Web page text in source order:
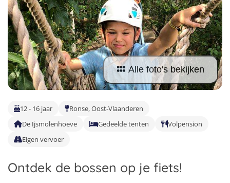
Kanokampen
Boerderijkampen
Computerkampen
Musicalkampen
Natuurkampen
Ponykampen
Meidenkampen
Pretpark Kampen
Zweden
Malta
Duitsland
Portugal
Oostenrijk
Italië
Taalreizen Frans
Taalreizen Duits
Taalreizen Italiaans
Surfkampen Portugal
Surfkampen Buitenland
Surfkampen Sri Lanka
Golfsurfkampen
Windsurfkampen
Kitesurfkampen
Alle foto's bekijken
12 - 16 jaar
Ronse, Oost-Vlaanderen
De Ijsmolenhoeve
Gedeelde tenten
Volpension
Eigen vervoer
Ontdek de bossen op je fiets!